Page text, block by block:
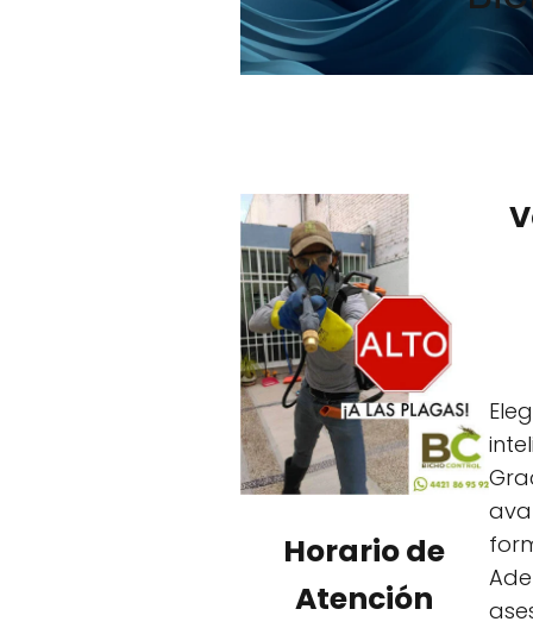
Horario de
Atención